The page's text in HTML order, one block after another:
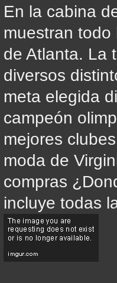
En la cabina
muestran
de Atlanta. La
diversos
meta elegida
campeón
mejores
moda de
compras
incluye todas